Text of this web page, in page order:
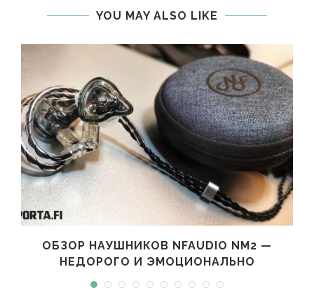
YOU MAY ALSO LIKE
ОБЗОР НАУШНИКОВ NFAUDIO NM2 —
НЕДОРОГО И ЭМОЦИОНАЛЬНО